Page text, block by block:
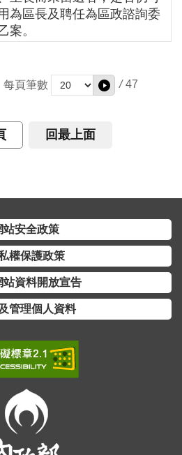
為區長及聘任為區政諮詢委
案。
每頁筆數
/ 47
回最上面
站安全政策
權保護政策
站資料開放宣告
管理個人資料